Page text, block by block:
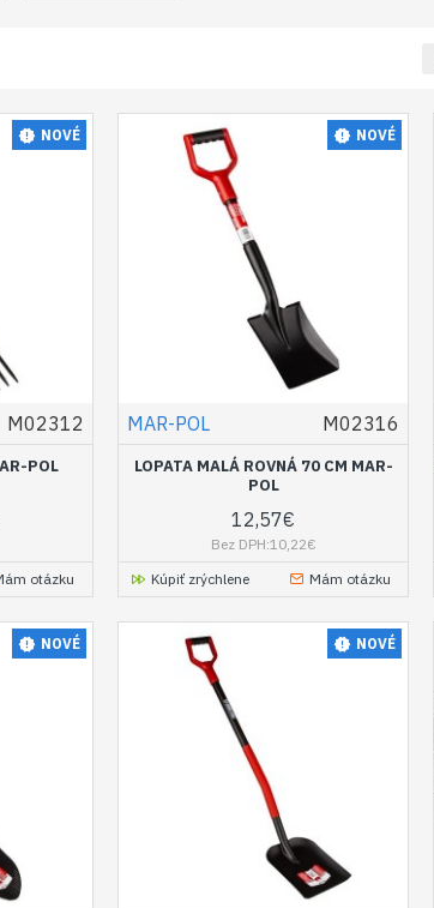
NOVÉ
M02312
POL
otázku
NOVÉ
MAR-POL M02316
LOPATA MALÁ ROVNÁ 70 CM MAR-
POL
12,57€
Bez DPH:10,22€
Kúpiť zrýchlene
Mám otázku
NOVÉ NOVÉ